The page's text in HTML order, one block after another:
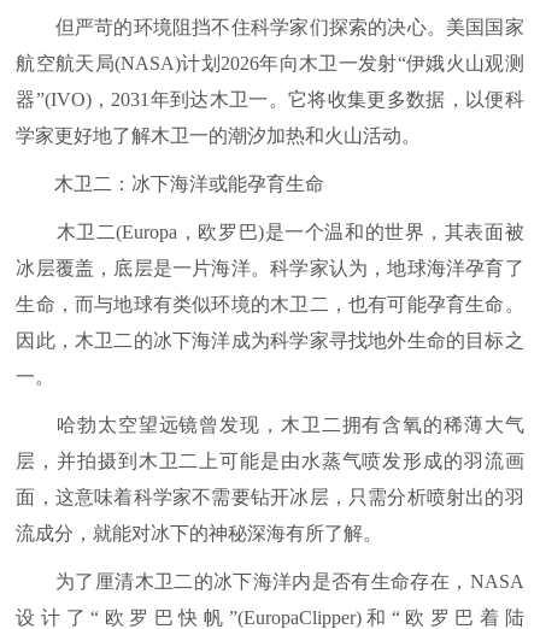
但严苛的环境阻挡不住科学家们探索的决心。美国国家
航空航天局(NASA)计划2026年向木卫一发射“伊娥火山观测
器”(IVO)，2031年到达木卫一。它将收集更多数据，以便科
学家更好地了解木卫一的潮汐加热和火山活动。
木卫二：冰下海洋或能孕育生命
木卫二(Europa，欧罗巴)是一个温和的世界，其表面被
冰层覆盖，底层是一片海洋。科学家认为，地球海洋孕育了
生命，而与地球有类似环境的木卫二，也有可能孕育生命。
因此，木卫二的冰下海洋成为科学家寻找地外生命的目标之
一。
哈勃太空望远镜曾发现，木卫二拥有含氧的稀薄大气
层，并拍摄到木卫二上可能是由水蒸气喷发形成的羽流画
面，这意味着科学家不需要钻开冰层，只需分析喷射出的羽
流成分，就能对冰下的神秘深海有所了解。
为了厘清木卫二的冰下海洋内是否有生命存在，NASA
设计了“欧罗巴快帆”(EuropaClipper)和“欧罗巴着陆